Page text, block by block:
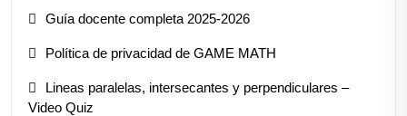
Guía docente completa 2025-2026
Política de privacidad de GAME MATH
Lineas paralelas, intersecantes y perpendiculares –
Video Quiz